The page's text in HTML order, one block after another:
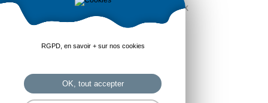
RGPD, en savoir + sur nos cookies
OK, tout accepter